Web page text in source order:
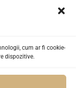
cum ar fi cookie-
dispozitive.